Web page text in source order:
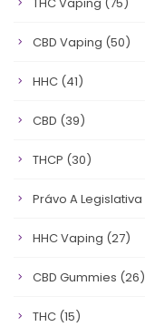
THC Vaping (75)
CBD Vaping (50)
HHC (41)
CBD (39)
THCP (30)
Právo A Legislativa
HHC Vaping (27)
CBD Gummies (26)
THC (15)